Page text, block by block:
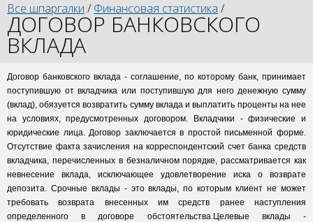
Все шпаргалки / Финансовая статистика /
ДОГОВОР БАНКОВСКОГО
ВКЛАДА
Договор банковского вклада - соглашение, по которому банк, принимает
поступившую от вкладчика или поступившую для него денежную сумму
(вклад), обязуется возвратить сумму вклада и выплатить проценты на нее
на условиях, предусмотренных договором. Вкладчики - физические и
юридические лица. Договор заключается в простой письменной форме.
Отсутствие факта зачисления на корреспондентский счет банка средств
вкладчика, перечисленных в безналичном порядке, рассматривается как
невнесение вклада, исключающее удовлетворение иска о возврате
депозита. Срочные вклады - это вклады, по которым клиент не может
требовать возврата внесенных им средств ранее наступления
определенного в договоре обстоятельства.Целевые вклады -